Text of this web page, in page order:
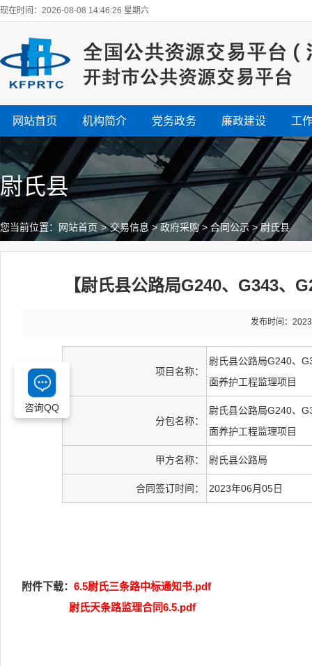
现在时间：2026-08-08 14:46:27 星期六
网站首页 机构简介 党务政务 廉政建设 工
尉氏县
您当前位置： 网站首页 > 交易信息 >政府采购>合同公示 >尉氏县
【尉氏县公路局G240、G343、
发布时间：
项目名称：
尉氏县公路局G240、
面养护工程监理项目
分包名称：
尉氏县公路局G240、
面养护工程监理项目
甲方名称： 尉氏县公路局
合同签订时间： 2023年06月05日
附件下载： 6.5尉氏三条路中标通知书.pdf
尉氏天条路监理合同6.5.pdf
咨询QQ